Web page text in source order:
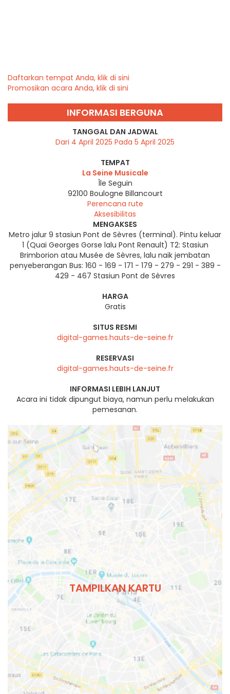
Daftarkan tempat Anda, klik di sini
Promosikan acara Anda, klik di sini
INFORMASI BERGUNA
TANGGAL DAN JADWAL
Dari 4 April 2025 Pada 5 April 2025
TEMPAT
La Seine Musicale
Île Seguin
92100 Boulogne Billancourt
Perencana rute
Aksesibilitas
MENGAKSES
Metro jalur 9 stasiun Pont de Sèvres (terminal). Pintu keluar
1 (Quai Georges Gorse lalu Pont Renault) T2: Stasiun
Brimborion atau Musée de Sèvres, lalu naik jembatan
penyeberangan Bus: 160 - 169 - 171 - 179 - 279 - 291 - 389 -
429 - 467 Stasiun Pont de Sèvres
HARGA
Gratis
SITUS RESMI
digital-games.hauts-de-seine.fr
RESERVASI
digital-games.hauts-de-seine.fr
INFORMASI LEBIH LANJUT
Acara ini tidak dipungut biaya, namun perlu melakukan
pemesanan.
TAMPILKAN KARTU